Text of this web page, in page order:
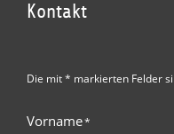
Kontakt
Die mit * markierten Felder
Vorname*